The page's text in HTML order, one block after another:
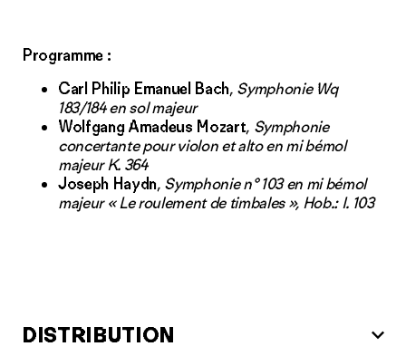
Programme :
Carl Philip Emanuel Bach, Symphonie Wq
183/184 en sol majeur
Wolfgang Amadeus Mozart, Symphonie
concertante pour violon et alto en mi bémol
majeur K. 364
Joseph Haydn, Symphonie n° 103 en mi bémol
majeur « Le roulement de timbales », Hob.: I. 103
DISTRIBUTION